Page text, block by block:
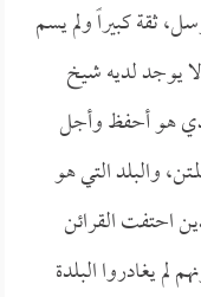
ثقة كبيراً ولم يسم
يوجد لديه شيخ
هو أحفظ وأجل
والبلد التي هو
احتفت القرائن
يغادروا البلدة